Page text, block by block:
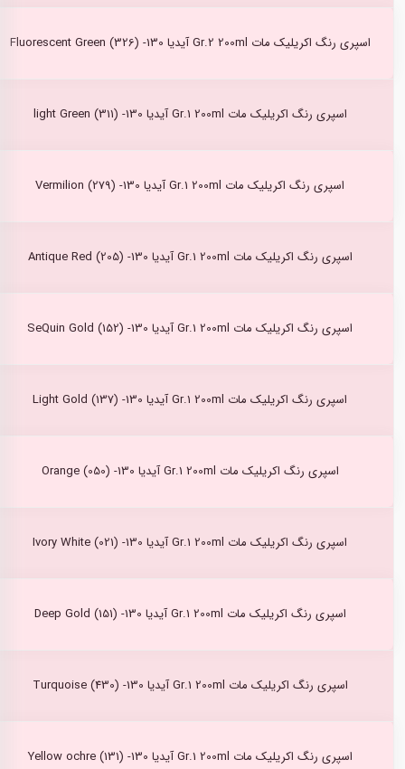
اسپری رنگ اکریلیک مات Gr.2 200ml آیدیا Fluorescent Green (326) -130
اسپری رنگ اکریلیک مات Gr.1 200ml آیدیا light Green (311) -130
اسپری رنگ اکریلیک مات Gr.1 200ml آیدیا Vermilion (279) -130
اسپری رنگ اکریلیک مات Gr.1 200ml آیدیا Antique Red (205) -130
اسپری رنگ اکریلیک مات Gr.1 200ml آیدیا SeQuin Gold (152) -130
اسپری رنگ اکریلیک مات Gr.1 200ml آیدیا Light Gold (137) -130
اسپری رنگ اکریلیک مات Gr.1 200ml آیدیا Orange (050) -130
اسپری رنگ اکریلیک مات Gr.1 200ml آیدیا Ivory White (021) -130
اسپری رنگ اکریلیک مات Gr.1 200ml آیدیا Deep Gold (151) -130
اسپری رنگ اکریلیک مات Gr.1 200ml آیدیا Turquoise (430) -130
اسپری رنگ اکریلیک مات Gr.1 200ml آیدیا Yellow ochre (131) -130